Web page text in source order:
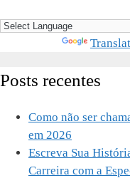
Posts recentes
Como não ser
em 2026
Escreva Sua
Carreira com a